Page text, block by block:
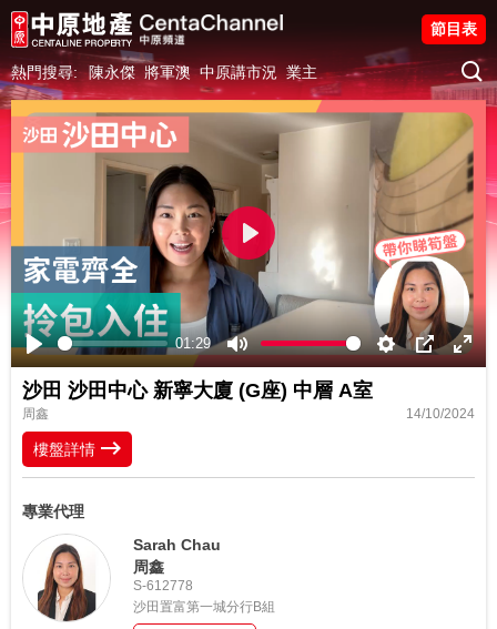
熱門搜尋: 陳永傑 將軍澳 中原講市況 業主
節目表
Play
01:29
Mute Settings
PIP
Play
沙田 沙田中心 新寧大廈 (G座) 中層 A室
周鑫 14/10/2024
樓盤詳情
專業代理
Sarah Chau
周鑫
S-612778
沙田置富第一城分行B組